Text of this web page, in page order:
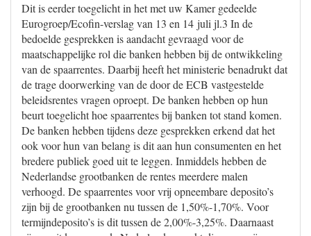
Dit is eerder toegelicht in het met uw Kamer gedeelde
Eurogroep/Ecofin-verslag van 13 en 14 juli jl.3 In de
bedoelde gesprekken is aandacht gevraagd voor de
maatschappelijke rol die banken hebben bij de ontwikkeling
van de spaarrentes. Daarbij heeft het ministerie benadrukt dat
de trage doorwerking van de door de ECB vastgestelde
beleidsrentes vragen oproept. De banken hebben op hun
beurt toegelicht hoe spaarrentes bij banken tot stand komen.
De banken hebben tijdens deze gesprekken erkend dat het
ook voor hun van belang is dit aan hun consumenten en het
bredere publiek goed uit te leggen. Inmiddels hebben de
Nederlandse grootbanken de rentes meerdere malen
verhoogd. De spaarrentes voor vrij opneembare deposito’s
zijn bij de grootbanken nu tussen de 1,50%-1,70%. Voor
termijndeposito’s is dit tussen de 2,00%-3,25%. Daarnaast